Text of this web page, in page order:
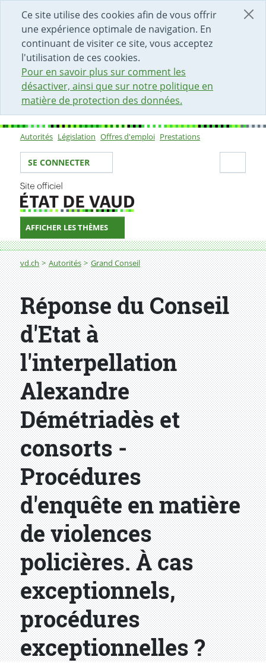
Ce site utilise des cookies afin de vous offrir
une expérience optimale de navigation. En
continuant de visiter ce site, vous acceptez
l'utilisation de ces cookies.
Pour en savoir plus sur comment les
désactiver, ainsi que sur notre politique en
matière de protection des données.
DÉBUT DU CONTENU DE LA PAGE
ACCÈS AU CHAMP DE RECHERCHE
PAGE D'ACCUEIL
FORMULAIRE DE CONTACT
Sous-navigation
Autorités Législation Offres d'emploi Prestations
Votre identité
SE CONNECTER
AFFICHER LES THÈMES
Fil d'Ariane
vd.ch Autorités Grand Conseil
Réponse du Conseil
d'Etat à
l'interpellation
Alexandre
Démétriadès et
consorts -
Procédures
d'enquête en matière
de violences
policières. À cas
exceptionnels,
procédures
exceptionnelles ?